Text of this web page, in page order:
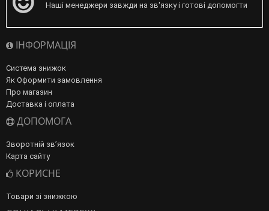
Наші менеджери завжди на зв'язку і готові допомогти
ІНФОРМАЦІЯ
Система знижок
Як Оформити замовлення
Про магазин
Доставка і оплата
ДОПОМОГА
Зворотній зв’язок
Карта сайту
КОРИСНЕ
Товари зі знижкою